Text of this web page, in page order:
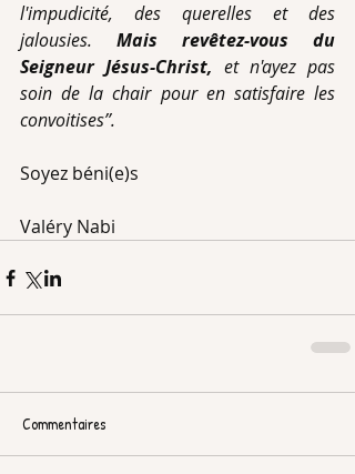
l'impudicité, des querelles et des
jalousies. Mais revêtez-vous du
Seigneur Jésus-Christ, et n'ayez pas
soin de la chair pour en satisfaire les
convoitises’’.
Soyez béni(e)s
Valéry Nabi
Commentaires